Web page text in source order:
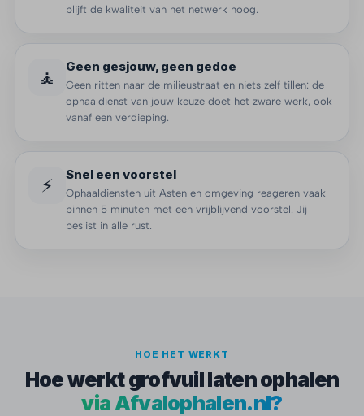
blijft de kwaliteit van het netwerk hoog.
🧘 Geen gesjouw, geen gedoe
Geen ritten naar de milieustraat en niets zelf tillen: de
ophaaldienst van jouw keuze doet het zware werk, ook
vanaf een verdieping.
⚡ Snel een voorstel
Ophaaldiensten uit Asten en omgeving reageren vaak
binnen 5 minuten met een vrijblijvend voorstel. Jij
beslist in alle rust.
HOE HET WERKT
Hoe werkt grofvuil laten ophalen
via Afvalophalen.nl?